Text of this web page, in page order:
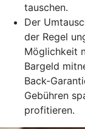
tauschen.
Der
der Regel
Möglichkeit
Bargeld
Back-
Gebühren
profitieren.